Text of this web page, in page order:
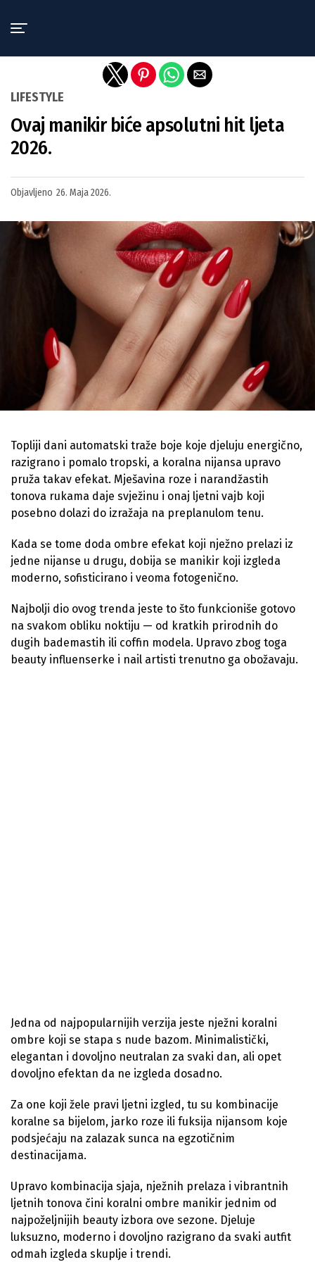
LIFESTYLE
Ovaj manikir biće apsolutni hit ljeta
2026.
Objavljeno 26. Maja 2026.
Topliji dani automatski traže boje koje djeluju energično,
razigrano i pomalo tropski, a koralna nijansa upravo
pruža takav efekat. Mješavina roze i narandžastih
tonova rukama daje svježinu i onaj ljetni vajb koji
posebno dolazi do izražaja na preplanulom tenu.
Kada se tome doda ombre efekat koji nježno prelazi iz
jedne nijanse u drugu, dobija se manikir koji izgleda
moderno, sofisticirano i veoma fotogenično.
Najbolji dio ovog trenda jeste to što funkcioniše gotovo
na svakom obliku noktiju — od kratkih prirodnih do
dugih bademastih ili coffin modela. Upravo zbog toga
beauty influenserke i nail artisti trenutno ga obožavaju.
Jedna od najpopularnijih verzija jeste nježni koralni
ombre koji se stapa s nude bazom. Minimalistički,
elegantan i dovoljno neutralan za svaki dan, ali opet
dovoljno efektan da ne izgleda dosadno.
Za one koji žele pravi ljetni izgled, tu su kombinacije
koralne sa bijelom, jarko roze ili fuksija nijansom koje
podsjećaju na zalazak sunca na egzotičnim
destinacijama.
Upravo kombinacija sjaja, nježnih prelaza i vibrantnih
ljetnih tonova čini koralni ombre manikir jednim od
najpoželjnijih beauty izbora ove sezone. Djeluje
luksuzno, moderno i dovoljno razigrano da svaki autfit
odmah izgleda skuplje i trendi.